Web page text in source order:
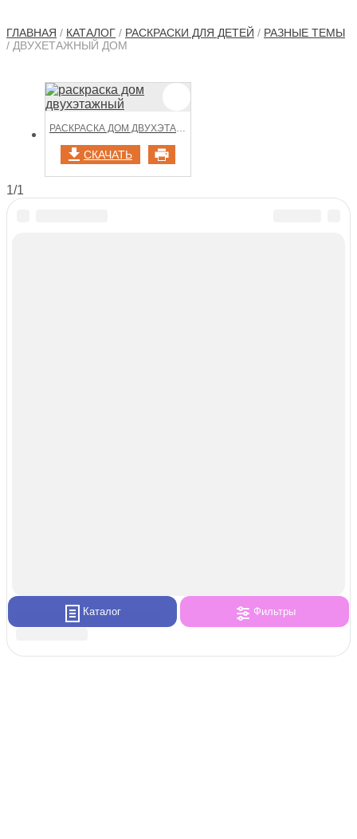
ГЛАВНАЯ / КАТАЛОГ / РАСКРАСКИ ДЛЯ ДЕТЕЙ / РАЗНЫЕ ТЕМЫ
/ ДВУХЕТАЖНЫЙ ДОМ
РАСКРАСКА ДОМ ДВУХЭТАЖНЫЙ
СКАЧАТЬ
1/1
Каталог Фильтры